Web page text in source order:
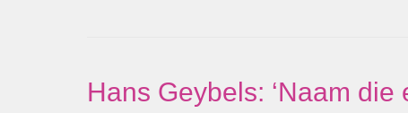
Hans Geybels: ‘Naam